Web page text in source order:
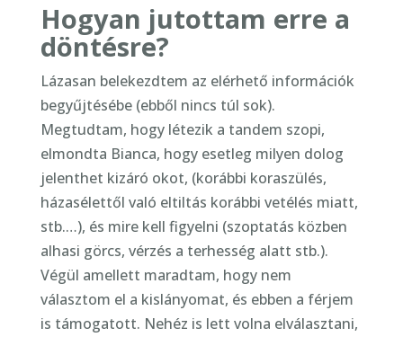
Hogyan jutottam erre a
döntésre?
Lázasan belekezdtem az elérhető információk
begyűjtésébe (ebből nincs túl sok).
Megtudtam, hogy létezik a tandem szopi,
elmondta Bianca, hogy esetleg milyen dolog
jelenthet kizáró okot, (korábbi koraszülés,
házasélettől való eltiltás korábbi vetélés miatt,
stb.…), és mire kell figyelni (szoptatás közben
alhasi görcs, vérzés a terhesség alatt stb.).
Végül amellett maradtam, hogy nem
választom el a kislányomat, és ebben a férjem
is támogatott. Nehéz is lett volna elválasztani,